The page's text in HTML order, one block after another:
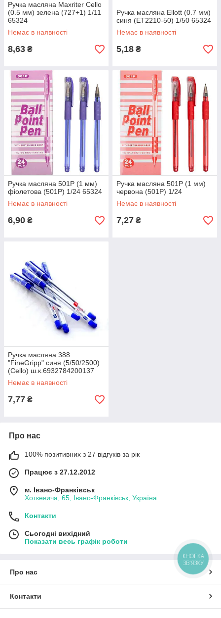
Ручка масляна Maxriter Cello
(0.5 мм) зелена (727+1) 1/11
65324
Немає в наявності
8,63 ₴
Ручка масляна Ellott (0.7 мм)
синя (ET2210-50) 1/50 65324
Немає в наявності
5,18 ₴
Ручка масляна 501P (1 мм)
фіолетова (501P) 1/24 65324
Немає в наявності
6,90 ₴
Ручка масляна 501P (1 мм)
червона (501P) 1/24
Немає в наявності
7,27 ₴
Ручка масляна 388
"FineGripp" синя (5/50/2500)
(Cello) ш.к.6932784200137
65324
Немає в наявності
7,77 ₴
Про нас
100% позитивних з 27 відгуків за рік
Працює з 27.12.2012
м. Івано-Франківськ
Хоткевича, 65, Івано-Франківськ, Україна
Контакти
Сьогодні вихідний
Показати весь графік роботи
Про нас
Контакти
КНОПКА
ЗВ'ЯЗКУ